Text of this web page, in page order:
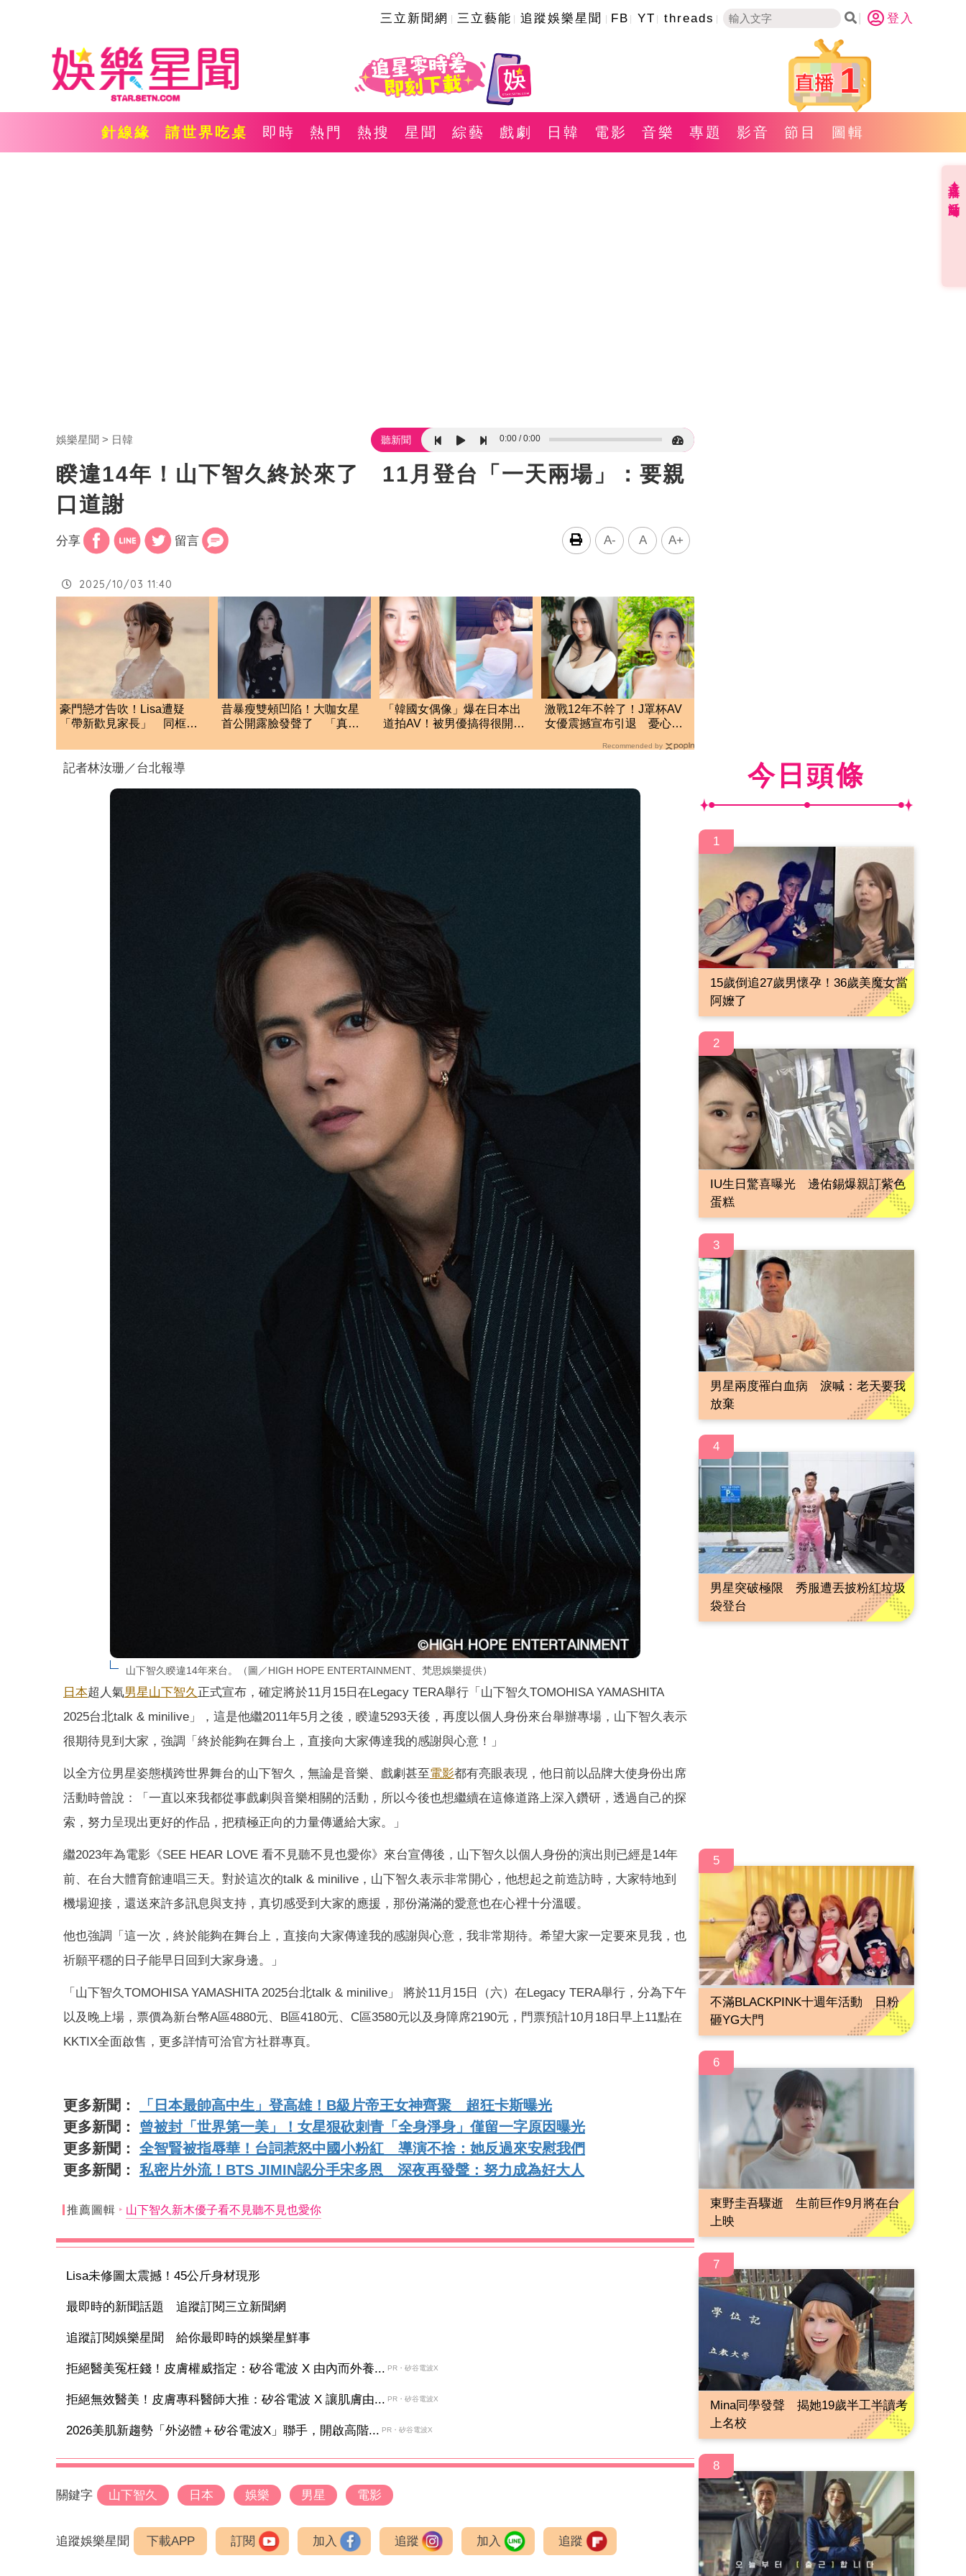
三立新聞網 三立藝能 追蹤娛樂星聞 FB YT threads 登入
1
針線緣 請世界吃桌 即時 熱門 熱搜 星聞 綜藝 戲劇 日韓 電影 音樂 專題 影音 節目 圖輯
娛樂星聞 日韓 聽新聞 0:00 0:00
睽違14年！山下智久終於來了 11月登台「一天兩場」：要親
口道謝
分享 留言 A- A A+
2025/10/03 11:40
豪門戀才告吹！Lisa遭疑
「帶新歡見家長」 同框互
昔暴瘦雙頰凹陷！大咖女星
首公開露臉發聲了 「真實
「韓國女偶像」爆在日本出
道拍AV！被男優搞得很開
激戰12年不幹了！J罩杯AV
女優震撼宣布引退 憂心退
Recommended by
記者林汝珊／台北報導
山下智久睽違14年來台。（圖／HIGH HOPE ENTERTAINMENT、梵思娛樂提供）
日本超人氣男星山下智久正式宣布，確定將於11月15日在Legacy TERA舉行「山下智久TOMOHISA YAMASHITA
2025台北talk & minilive」，這是他繼2011年5月之後，睽違5293天後，再度以個人身份來台舉辦專場，山下智久表示
很期待見到大家，強調「終於能夠在舞台上，直接向大家傳達我的感謝與心意！」
以全方位男星姿態橫跨世界舞台的山下智久，無論是音樂、戲劇甚至電影都有亮眼表現，他日前以品牌大使身份出席
活動時曾說：「一直以來我都從事戲劇與音樂相關的活動，所以今後也想繼續在這條道路上深入鑽研，透過自己的探
索，努力呈現出更好的作品，把積極正向的力量傳遞給大家。」
繼2023年為電影《SEE HEAR LOVE 看不見聽不見也愛你》來台宣傳後，山下智久以個人身份的演出則已經是14年
前、在台大體育館連唱三天。對於這次的talk & minilive，山下智久表示非常開心，他想起之前造訪時，大家特地到
機場迎接，還送來許多訊息與支持，真切感受到大家的應援，那份滿滿的愛意也在心裡十分溫暖。
他也強調「這一次，終於能夠在舞台上，直接向大家傳達我的感謝與心意，我非常期待。希望大家一定要來見我，也
祈願平穩的日子能早日回到大家身邊。」
「山下智久TOMOHISA YAMASHITA 2025台北talk & minilive」 將於11月15日（六）在Legacy TERA舉行，分為下午
以及晚上場，票價為新台幣A區4880元、B區4180元、C區3580元以及身障席2190元，門票預計10月18日早上11點在
KKTIX全面啟售，更多詳情可洽官方社群專頁。
更多新聞：
「日本最帥高中生」登高雄！B級片帝王女神齊聚 超狂卡斯曝光
更多新聞： 曾被封「世界第一美」！女星狠砍刺青「全身淨身」僅留一字原因曝光
更多新聞： 全智賢被指辱華！台詞惹怒中國小粉紅 導演不捨：她反過來安慰我們
更多新聞： 私密片外流！BTS JIMIN認分手宋多恩 深夜再發聲：努力成為好大人
推薦圖輯 山下智久新木優子看不見聽不見也愛你
Lisa未修圖太震撼！45公斤身材現形
最即時的新聞話題 追蹤訂閱三立新聞網
追蹤訂閱娛樂星聞 給你最即時的娛樂星鮮事
拒絕醫美冤枉錢！皮膚權威指定：矽谷電波 X 由內而外養... PR・矽谷電波X
拒絕無效醫美！皮膚專科醫師大推：矽谷電波 X 讓肌膚由... PR・矽谷電波X
2026美肌新趨勢「外泌體＋矽谷電波X」聯手，開啟高階... PR・矽谷電波X
關鍵字 山下智久 日本 娛樂 男星 電影
追蹤娛樂星聞 下載APP 訂閱 加入 追蹤 加入 追蹤
今日頭條
1
15歲倒追27歲男懷孕！36歲美魔女當
阿嬤了
2
IU生日驚喜曝光 邊佑錫爆親訂紫色
蛋糕
3
男星兩度罹白血病 淚喊：老天要我
放棄
4
男星突破極限 秀服遭丟披粉紅垃圾
袋登台
5
不滿BLACKPINK十週年活動 日粉
砸YG大門
6
東野圭吾驟逝 生前巨作9月將在台
上映
7
Mina同學發聲 揭她19歲半工半讀考
上名校
8
直播✦活動